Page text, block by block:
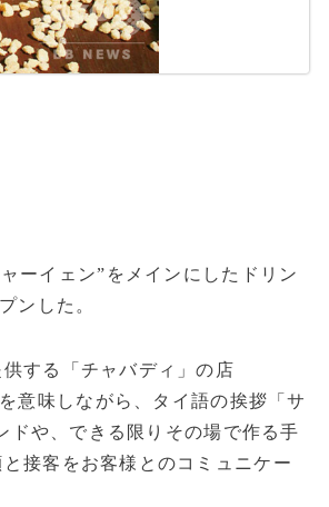
ーイェン”をメインにしたドリン
ンした。
する「チャバディ」の店
意味しながら、タイ語の挨拶「サ
ドや、できる限りその場で作る手
接客をお客様とのコミュニケー